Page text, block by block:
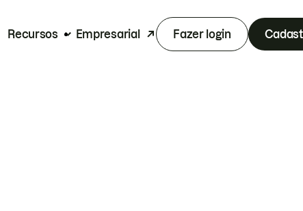
Recursos Empresarial Fazer login